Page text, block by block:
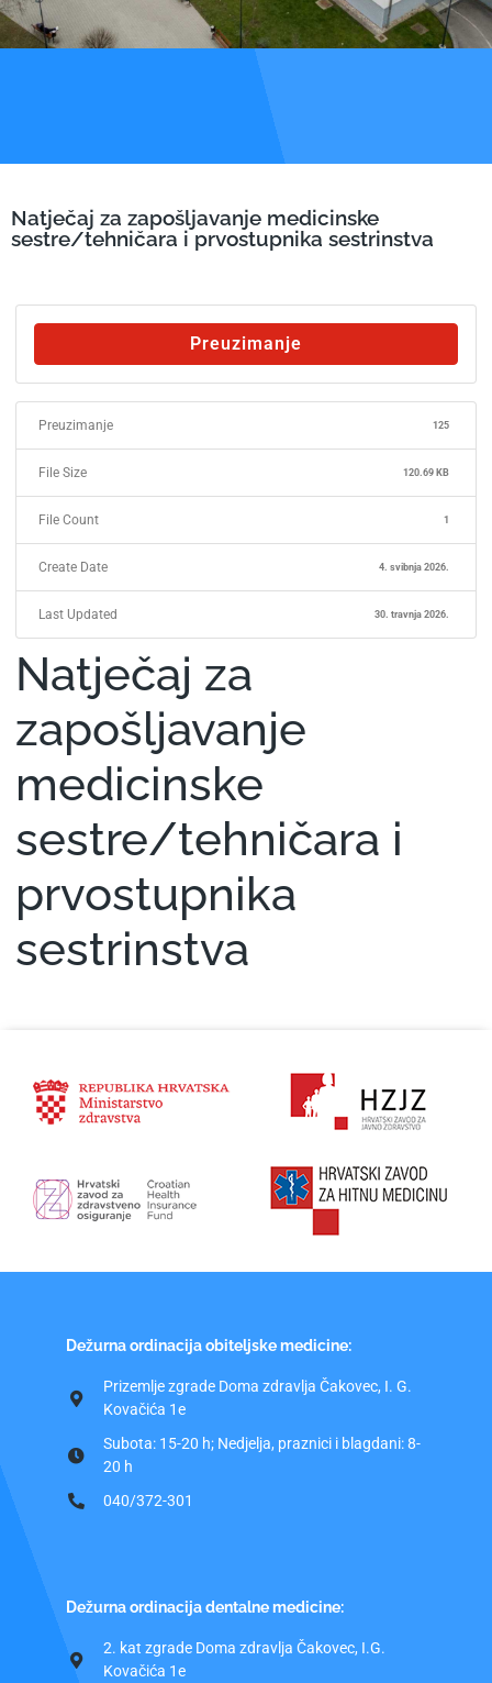
Natječaj za zapošljavanje medicinske
sestre/tehničara i prvostupnika sestrinstva
Preuzimanje
Preuzimanje 125
File Size 120.69 KB
File Count 1
Create Date 4. svibnja 2026.
Last Updated 30. travnja 2026.
Natječaj za
zapošljavanje
medicinske
sestre/tehničara i
prvostupnika
sestrinstva
Dežurna ordinacija obiteljske medicine:
Prizemlje zgrade Doma zdravlja Čakovec, I. G.
Kovačića 1e
Subota: 15-20 h; Nedjelja, praznici i blagdani: 8-
20 h
040/372-301
Dežurna ordinacija dentalne medicine:
2. kat zgrade Doma zdravlja Čakovec, I.G.
Kovačića 1e